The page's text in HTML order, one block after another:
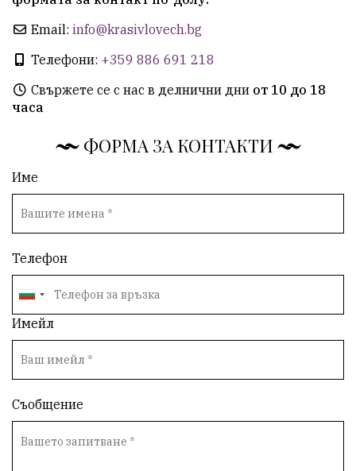
Email: info@krasivlovech.bg
Телефони: +359 886 691 218
Свържете се с нас в делнични дни от 10 до 18
часа
ФОРМА ЗА КОНТАКТИ
Име
Телефон
Имейл
Съобщение